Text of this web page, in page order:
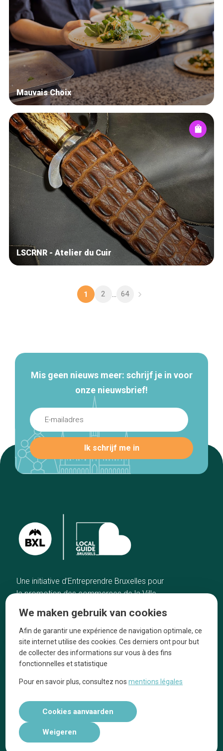
Mauvais Choix
LSCRNR - Atelier du Cuir
1 2 ... 64
Mis geen nieuws meer: schrijf je in voor
onze nieuwsbrief!
Une initiative d’Entreprendre Bruxelles pour
la promotion des commerces de la Ville
Home
De beste adressen
Blog
Winkelwijken
Tops 10
De ambachtslieden
Over ons
Ze praten over ons!
kennisgevingen
We maken gebruik van cookies
Afin de garantir une expérience de navigation optimale, ce
site internet utilise des cookies. Ces derniers ont pour but
de collecter des informations sur vous à des fins
fonctionnelles et statistique
Pour en savoir plus, consultez nosmentions légales
Cookies aanvaarden
Weigeren